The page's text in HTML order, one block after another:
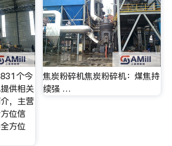
个今
供相关
，主营
位信
方位
焦炭粉碎机焦炭粉碎机：煤焦持
续强 …